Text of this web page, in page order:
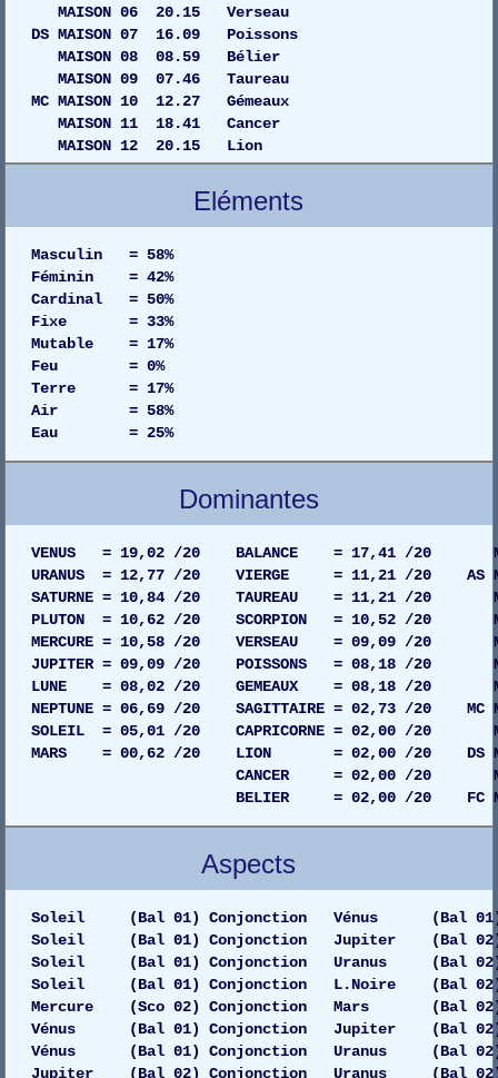
MAISON 06 20.15 Verseau
DS MAISON 07 16.09 Poissons
MAISON 08 08.59 Bélier
MAISON 09 07.46 Taureau
MC MAISON 10 12.27 Gémeaux
MAISON 11 18.41 Cancer
MAISON 12 20.15 Lion
Eléments
Masculin = 58%
Féminin = 42%
Cardinal = 50%
Fixe = 33%
Mutable = 17%
Feu = 0%
Terre = 17%
Air = 58%
Eau = 25%
Dominantes
VENUS = 19,02 /20 BALANCE = 17,41 /20
URANUS = 12,77 /20 VIERGE = 11,21 /20 AS
SATURNE = 10,84 /20 TAUREAU = 11,21 /20
PLUTON = 10,62 /20 SCORPION = 10,52 /20
MERCURE = 10,58 /20 VERSEAU = 09,09 /20
JUPITER = 09,09 /20 POISSONS = 08,18 /20
LUNE = 08,02 /20 GEMEAUX = 08,18 /20
NEPTUNE = 06,69 /20 SAGITTAIRE = 02,73 /20 MC
SOLEIL = 05,01 /20 CAPRICORNE = 02,00 /20
MARS = 00,62 /20 LION = 02,00 /20 DS
CANCER = 02,00 /20 MAISON
BELIER = 02,00 /20 FC MAISON
Aspects
Soleil (Bal 01) Conjonction Vénus (Bal
Soleil (Bal 01) Conjonction Jupiter (Bal 02)
Soleil (Bal 01) Conjonction Uranus (Bal 02)
Soleil (Bal 01) Conjonction L.Noire (Bal 02)
Mercure (Sco 02) Conjonction Mars (Bal
Vénus (Bal 01) Conjonction Jupiter (Bal 02)
Vénus (Bal 01) Conjonction Uranus (Bal 02)
Jupiter (Bal 02) Conjonction Uranus (Bal